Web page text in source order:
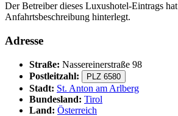
Der Betreiber dieses Luxushotel-Eintrags
Anfahrtsbeschreibung hinterlegt.
Adresse
Straße: Nassereinerstraße 98
Postleitzahl:
PLZ 6580
Stadt: St. Anton am Arlberg
Bundesland: Tirol
Land: Österreich